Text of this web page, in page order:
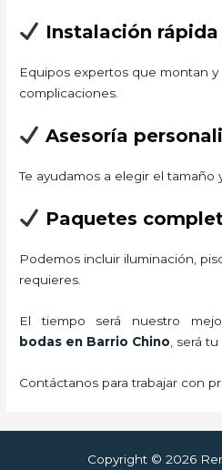
Instalación rápida
Equipos expertos que montan y
complicaciones.
Asesoría
Te ayudamos a elegir el tamaño
Paquetes
Podemos incluir iluminación,
requieres.
El tiempo será nuestro
bodas en Barrio Chino , será
Contáctanos para trabajar con
Copyright © 2026